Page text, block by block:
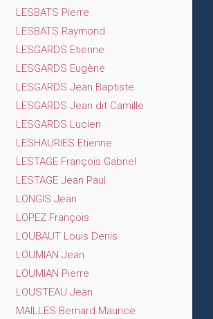
LESBATS Pierre
LESBATS Raymond
LESGARDS Etienne
LESGARDS Eugène
LESGARDS Jean Baptiste
LESGARDS Jean dit Camille
LESGARDS Lucien
LESHAURIES Etienne
LESTAGE François Gabriel
LESTAGE Jean Paul
LONGIS Jean
LOPEZ François
LOUBAUT Louis Denis
LOUMIAN Jean
LOUMIAN Pierre
LOUSTEAU Jean
MAILLES Bernard Maurice